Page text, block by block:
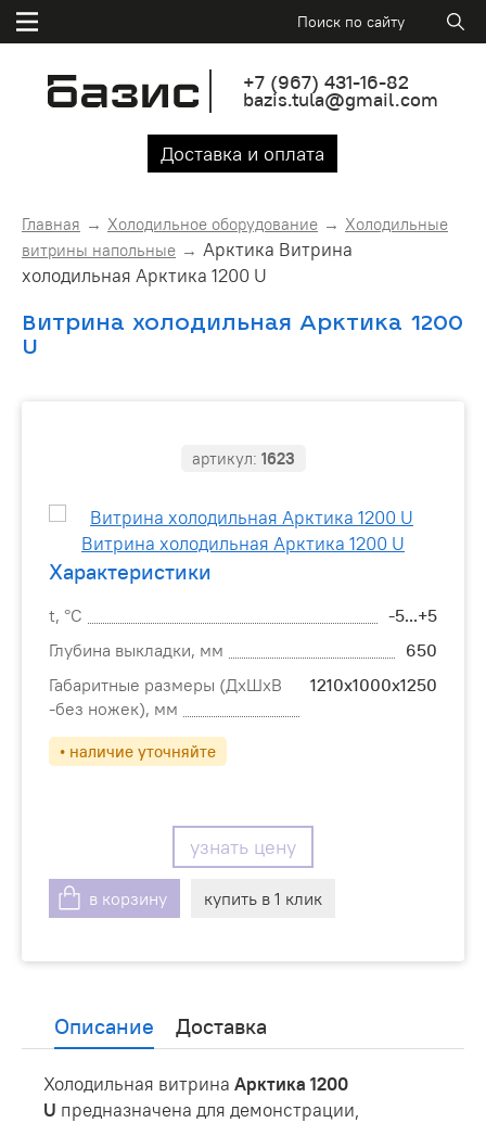
+7 (967) 431-16-82
bazis.tula@gmail.com
Доставка и оплата
Главная Холодильное оборудование
Холодильные
витрины напольные
Арктика Витрина
холодильная Арктика 1200 U
Витрина холодильная Арктика 1200
U
артикул: 1623
Характеристики
t, °С
-5...+5
Глубина выкладки, мм
650
Габаритные размеры (ДхШхВ
-без ножек), мм
1210х1000х1250
• наличие уточняйте
узнать цену
в корзину купить в 1 клик
Описание Доставка
Холодильная витрина Арктика 1200
U предназначена для демонстрации,